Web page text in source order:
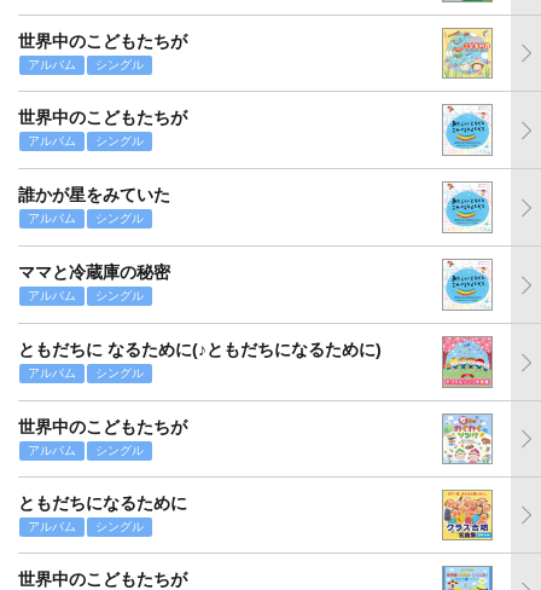
世界中のこどもたちが
アルバム シングル
世界中のこどもたちが
アルバム シングル
誰かが星をみていた
アルバム シングル
ママと冷蔵庫の秘密
アルバム シングル
ともだちに なるために(♪ともだちになるために)
アルバム シングル
世界中のこどもたちが
アルバム シングル
ともだちになるために
アルバム シングル
世界中のこどもたちが